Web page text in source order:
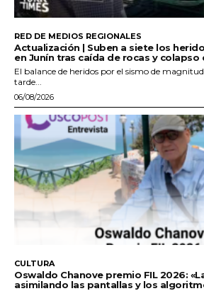
RED DE MEDIOS REGIONALES
Actualización | Suben a siete los
en Junín tras caída de rocas y colapso
El balance de heridos por el sismo de
tarde...
06/08/2026
CULTURA
Oswaldo Chanove premio FIL 2026:
asimilando las pantallas y los